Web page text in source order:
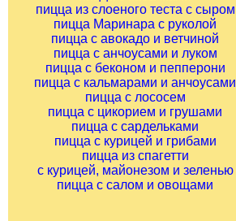
пицца из слоеного теста с сыром
пицца Маринара с руколой
пицца с авокадо и ветчиной
пицца с анчоусами и луком
пицца с беконом и пепперони
пицца с кальмарами и анчоусами
пицца с лососем
пицца с цикорием и грушами
пицца с сардельками
пицца с курицей и грибами
пицца из спагетти
с курицей, майонезом и зеленью
пицца с салом и овощами